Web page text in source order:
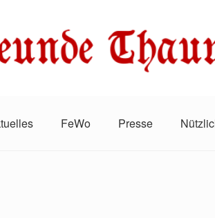
FeWo Presse